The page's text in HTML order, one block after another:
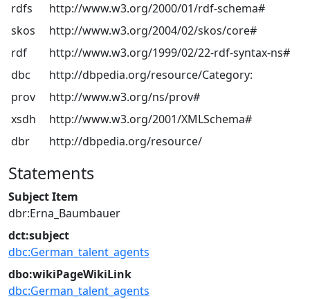
rdfs
http://www.w3.org/2000/01/rdf-schema#
skos
http://www.w3.org/2004/02/skos/core#
rdf
http://www.w3.org/1999/02/22-rdf-syntax-ns#
dbc
http://dbpedia.org/resource/Category:
prov
http://www.w3.org/ns/prov#
xsdh
http://www.w3.org/2001/XMLSchema#
dbr
http://dbpedia.org/resource/
Statements
Subject Item
dbr:Erna_Baumbauer
dct:subject
dbc:German_talent_agents
dbo:wikiPageWikiLink
dbc:German_talent_agents